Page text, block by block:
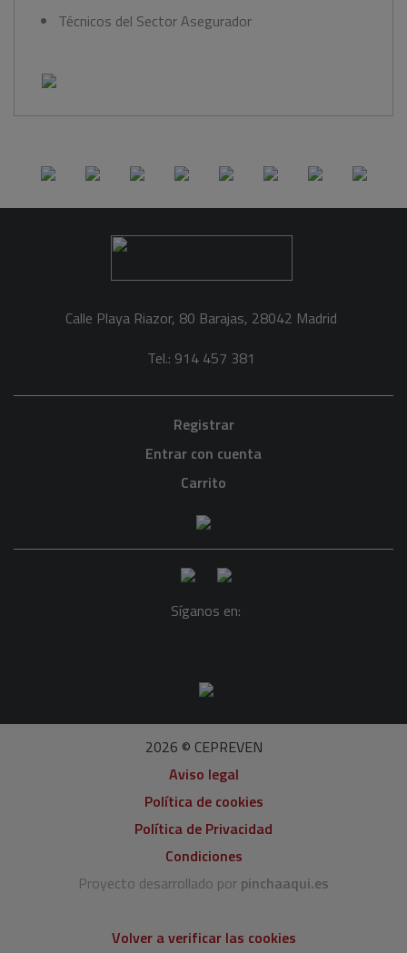
Técnicos del Sector Asegurador
Calle Playa Riazor, 80 Barajas, 28042 Madrid
Tel.: 914 457 381
Registrar
Entrar con cuenta
Carrito
Síganos en:
2026 © CEPREVEN
Aviso legal
Política de cookies
Política de Privacidad
Condiciones
Proyecto desarrollado por pinchaaqui.es
Volver a verificar las cookies